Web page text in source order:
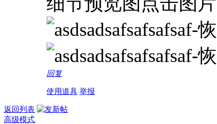
回复
使用道具 举报
返回列表
高级模式